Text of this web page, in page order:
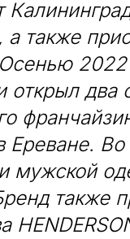
также
два
Ереване. Во
мужской
также